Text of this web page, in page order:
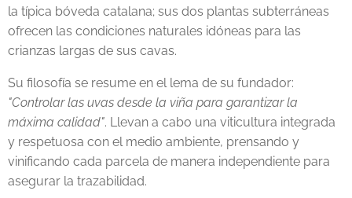
la típica bóveda catalana; sus dos plantas subterráneas
ofrecen las condiciones naturales idóneas para las
crianzas largas de sus cavas.
Su filosofía se resume en el lema de su fundador:
"Controlar las uvas desde la viña para garantizar la
máxima calidad". Llevan a cabo una viticultura integrada
y respetuosa con el medio ambiente, prensando y
vinificando cada parcela de manera independiente para
asegurar la trazabilidad.